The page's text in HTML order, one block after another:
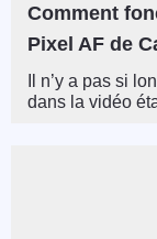
Comment
Pixel AF de
Il n’y a pas si
dans la vidéo